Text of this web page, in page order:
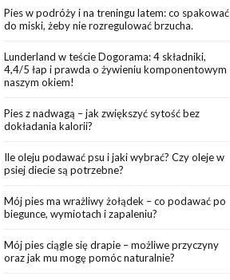
Pies w podróży i na treningu latem: co spakować
do miski, żeby nie rozregulować brzucha.
Lunderland w teście Dogorama: 4 składniki,
4,4/5 łap i prawda o żywieniu komponentowym
naszym okiem!
Pies z nadwagą – jak zwiększyć sytość bez
dokładania kalorii?
Ile oleju podawać psu i jaki wybrać? Czy oleje w
psiej diecie są potrzebne?
Mój pies ma wrażliwy żołądek – co podawać po
biegunce, wymiotach i zapaleniu?
Mój pies ciągle się drapie – możliwe przyczyny
oraz jak mu mogę pomóc naturalnie?